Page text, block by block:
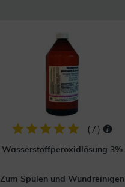
( 7 )
Wasserstoffperoxidlösung 3%
Zum Spülen und Wundreinigen